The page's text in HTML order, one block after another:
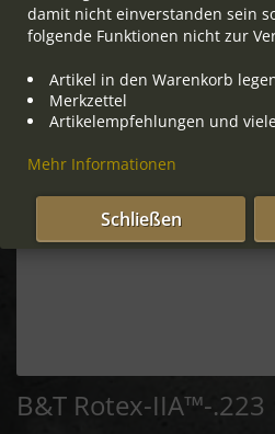
B&T Rotex-IIA™-.223
damit nicht einverstanden sein
folgende Funktionen nicht zur
Artikel in den Warenkorb
Merkzettel
Artikelempfehlungen und
Mehr Informationen
Schließen